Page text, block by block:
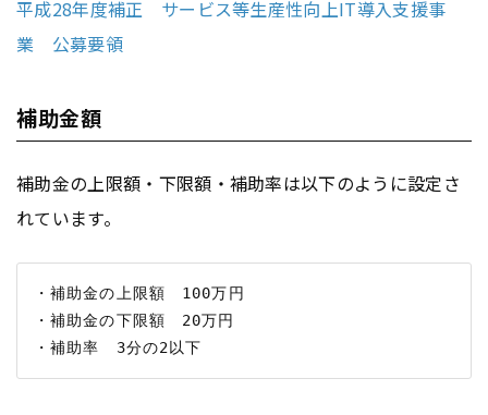
平成28年度補正 サービス等生産性向上IT導入支援事
業 公募要領
補助金額
補助金の上限額・下限額・補助率は以下のように設定さ
れています。
・補助金の上限額　100万円
・補助金の下限額　20万円